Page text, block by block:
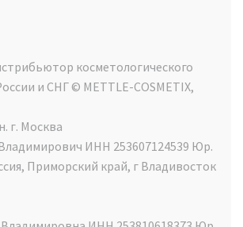
косметологического
и СНГ ©️ METTLE-COSMETIX,
г. Москва
ИНН 253607124539 Юр.
Приморский край, г Владивосток